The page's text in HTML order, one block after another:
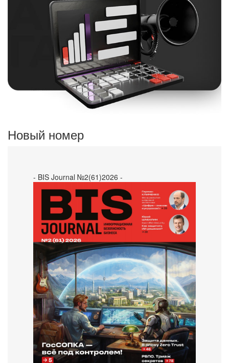
Новый номер
- BIS Journal №2(61)2026 -